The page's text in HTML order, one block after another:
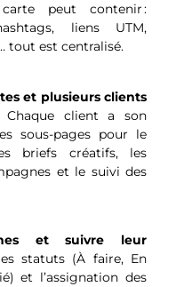
peut contenir :
liens UTM,
tout est centralisé.
et plusieurs clients
Chaque client a son
sous-pages pour le
briefs créatifs, les
et le suivi des
et suivre leur
statuts (À faire, En
et l’assignation des